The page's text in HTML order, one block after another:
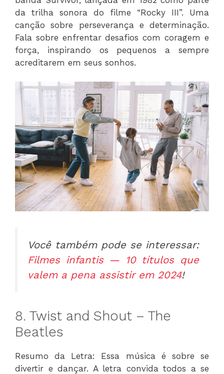
da trilha sonora do filme “Rocky III”. Uma
canção sobre perseverança e determinação.
Fala sobre enfrentar desafios com coragem e
força, inspirando os pequenos a sempre
acreditarem em seus sonhos.
Você também pode se interessar:
Filmes infantis — 10 títulos que
valem a pena assistir em 2024!
8. Twist and Shout – The
Beatles
Resumo da Letra: Essa música é sobre se
divertir e dançar. A letra convida todos a se